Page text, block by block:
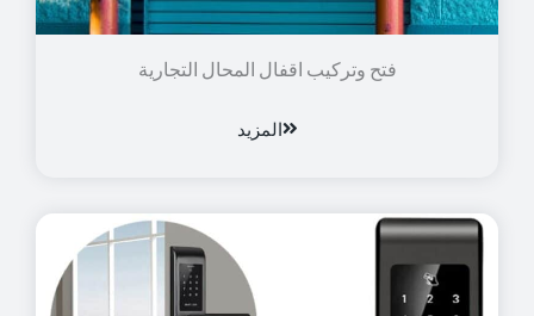
فتح وتركيب اقفال المحال التجارية
المزيد